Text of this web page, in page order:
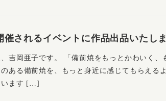
されるイベントに作品出品いたしま
吉岡亜子です。 「備前焼をもっとかわいく、
ある備前焼を、もっと身近に感じてもらえる
います […]